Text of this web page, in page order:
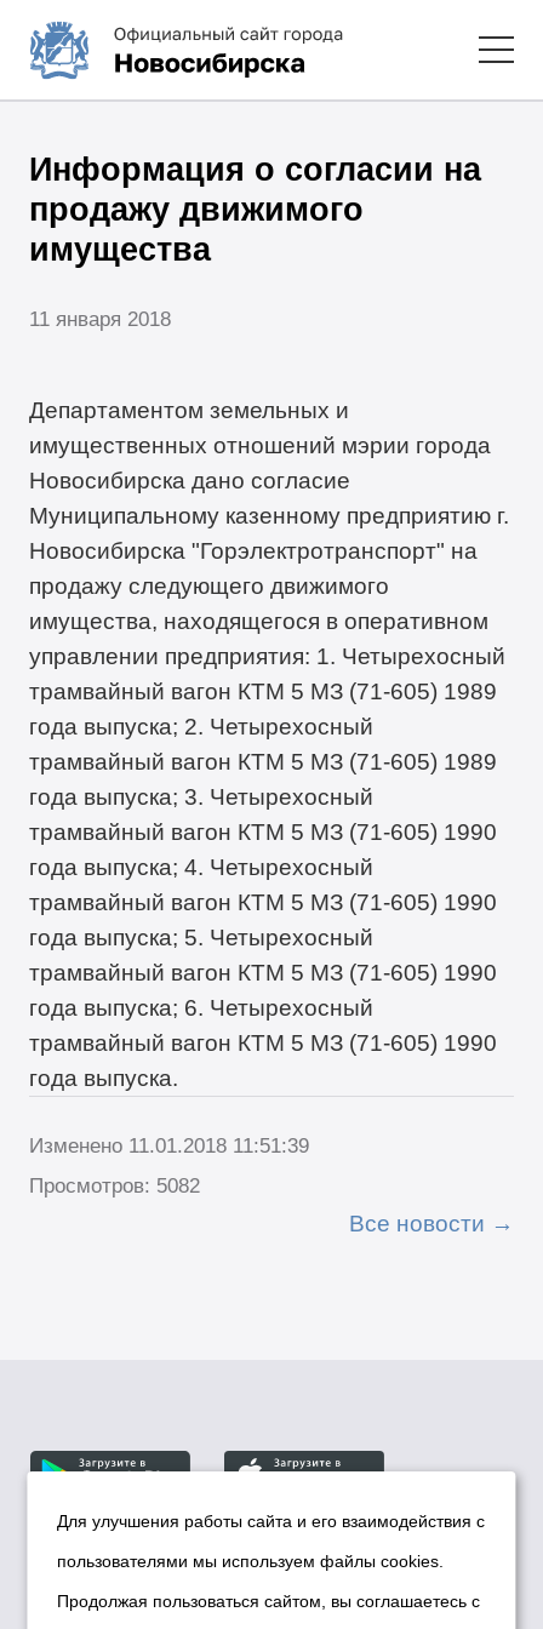
Информация о согласии на
продажу движимого
имущества
11 января 2018
Департаментом земельных и
имущественных отношений мэрии города
Новосибирска дано согласие
Муниципальному казенному предприятию г.
Новосибирска "Горэлектротранспорт" на
продажу следующего движимого
имущества, находящегося в оперативном
управлении предприятия: 1. Четырехосный
трамвайный вагон КТМ 5 МЗ (71-605) 1989
года выпуска; 2. Четырехосный
трамвайный вагон КТМ 5 МЗ (71-605) 1989
года выпуска; 3. Четырехосный
трамвайный вагон КТМ 5 МЗ (71-605) 1990
года выпуска; 4. Четырехосный
трамвайный вагон КТМ 5 МЗ (71-605) 1990
года выпуска; 5. Четырехосный
трамвайный вагон КТМ 5 МЗ (71-605) 1990
года выпуска; 6. Четырехосный
трамвайный вагон КТМ 5 МЗ (71-605) 1990
года выпуска.
Изменено 11.01.2018 11:51:39
Просмотров: 5082
Все новости
© Департамент информационной политики мэрии
города Новосибирска, 2026
Для улучшения работы сайта и его взаимодействия с
пользователями мы используем файлы cookies.
Продолжая пользоваться сайтом, вы соглашаетесь с